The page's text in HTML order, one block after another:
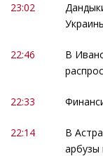
23:02
22:46
В
22:33
22:14
В
арбузы